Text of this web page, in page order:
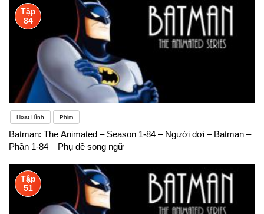
Tập
84
Hoạt Hình Phim
Batman: The Animated – Season 1-84 – Người dơi – Batman –
Phần 1-84 – Phụ đề song ngữ
Tập
51